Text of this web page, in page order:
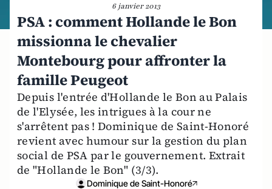
6 janvier 2013
PSA : comment Hollande le Bon
missionna le chevalier
Montebourg pour affronter la
famille Peugeot
Depuis l'entrée d'Hollande le Bon au Palais
de l'Elysée, les intrigues à la cour ne
s'arrêtent pas ! Dominique de Saint-Honoré
revient avec humour sur la gestion du plan
social de PSA par le gouvernement. Extrait
de "Hollande le Bon" (3/3).
Dominique de Saint-Honoré